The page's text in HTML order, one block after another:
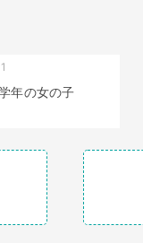
年の女の子